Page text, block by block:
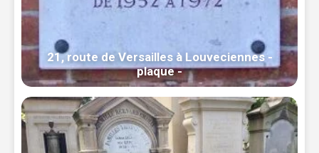
21, route de Versailles à Louveciennes -
plaque -